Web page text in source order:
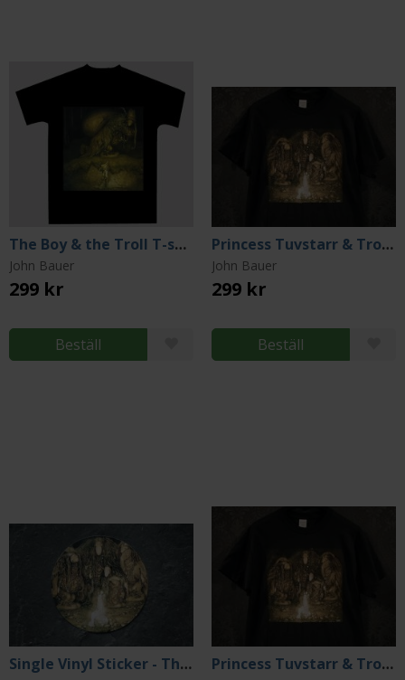
The Boy & the Troll T-shirt (Medium)
John Bauer
299 kr
Beställ
Princess Tuvstarr & Trolls T-shirt (Medium)
John Bauer
299 kr
Beställ
Single Vinyl Sticker - The Princess And Troll Brothers by John Bauer Princess Tuvstarr & Trolls T-shirt (X-Large)